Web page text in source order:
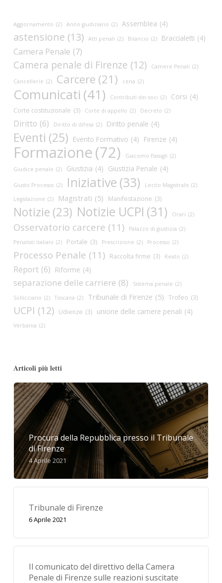
Aggiornamento (2) Anno giudiziario (2) Assemblea (4)
astensione (13) Atti penali (2) Bilancio (2) Braccialetti (4)
Camera Penale (7)
Camera penale di Firenze (12) Camere Penali (2)
Cancellerie (2) Carcere (21) cena (2)
Comunicati (41) Contributi dei soci (2) Corsi (4)
Corte costituzionale (3) Corte di appello (2) Decreto (2)
Diritto (6) Diritto di difesa (2) Diritto penale (4)
Eventi (25) Evento Formativo (4) Firenze (4)
Formazione(72) Giacomo Passigli (2)
Giudice penale (2) Giustizia (4) Giustizia Penale (4)
Giusto Processo (2) Iniziative (33) Lectio Magistralis (2)
Legislazione (2) Magistrati (5) Manifestazione (3)
Notizie (23) Notizie UCPI (31) Orari (2)
Osservatorio carcere (11) Palazzo di giustizia (2)
Penalisti italiani (2) Portale (3) Prescrizione (2) Processo (2)
Processo Penale (11) Raccolta firme (3) Reato (2)
Report (6) Riforme (4)
separazione delle carriere (8) Sistema penale (2)
Sollicciano (2) Toscana (2) Tribunale di Firenze (5) Trofeo (3)
UCPI (12) Udienze (3) unione delle camere penali (4)
Verbania (2)
Articoli più letti
Procura della Repubblica presso il Tribunale
di Firenze
4 Aprile 2021
Tribunale di Firenze
6 Aprile 2021
Il comunicato del direttivo della Camera
Penale di Firenze sulle reazioni suscitate